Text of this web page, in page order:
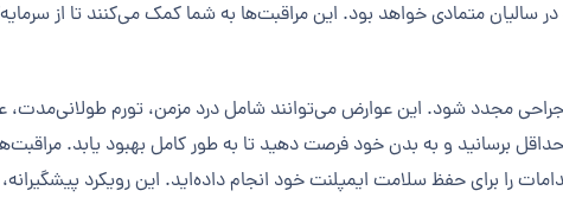
سالیان متمادی خواهد بود. این مراقبت‌ها به شما کمک می‌کنند تا از
مجدد شود. این عوارض می‌توانند شامل درد مزمن، تورم طولانی‌مدت،
برسانید و به بدن خود فرصت دهید تا به طور کامل بهبود یابد.
را برای حفظ سلامت ایمپلنت خود انجام داده‌اید. این رویکرد